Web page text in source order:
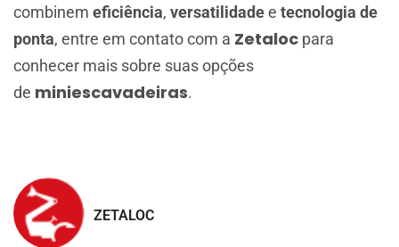
combinem eficiência, versatilidadee tecnologia de
ponta, entre em contato com a Zetaloc para
conhecer mais sobre suas opções
de miniescavadeiras.
ZETALOC